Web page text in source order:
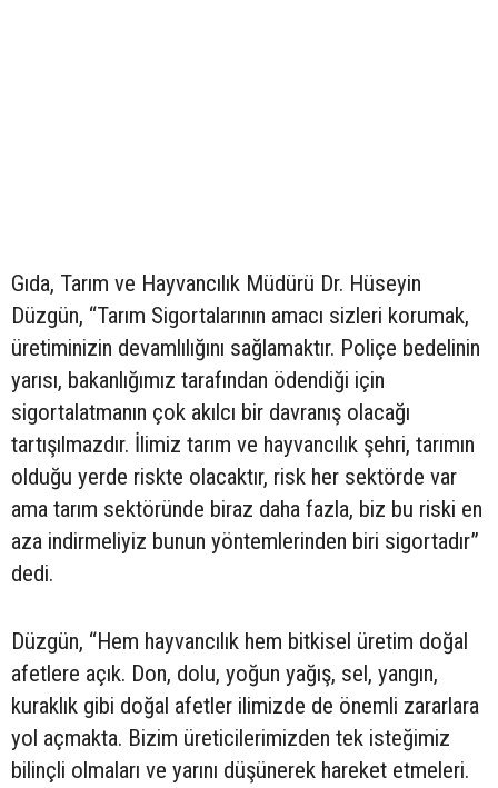
Gıda, Tarım ve Hayvancılık Müdürü Dr. Hüseyin
Düzgün, “Tarım Sigortalarının amacı sizleri korumak,
üretiminizin devamlılığını sağlamaktır. Poliçe bedelinin
yarısı, bakanlığımız tarafından ödendiği için
sigortalatmanın çok akılcı bir davranış olacağı
tartışılmazdır. İlimiz tarım ve hayvancılık şehri, tarımın
olduğu yerde riskte olacaktır, risk her sektörde var
ama tarım sektöründe biraz daha fazla, biz bu riski en
aza indirmeliyiz bunun yöntemlerinden biri sigortadır”
dedi.
Düzgün, “Hem hayvancılık hem bitkisel üretim doğal
afetlere açık. Don, dolu, yoğun yağış, sel, yangın,
kuraklık gibi doğal afetler ilimizde de önemli zararlara
yol açmakta. Bizim üreticilerimizden tek isteğimiz
bilinçli olmaları ve yarını düşünerek hareket etmeleri.